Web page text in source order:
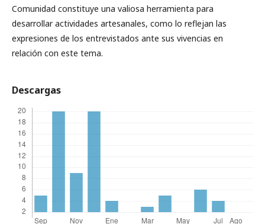
Comunidad constituye una valiosa herramienta para
desarrollar actividades artesanales, como lo reflejan las
expresiones de los entrevistados ante sus vivencias en
relación con este tema.
Descargas